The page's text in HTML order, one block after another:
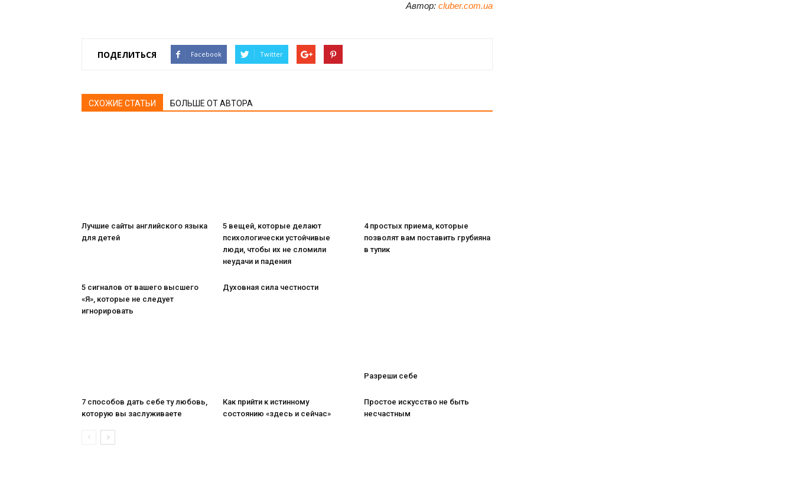
Автор: cluber.com.ua
ПОДЕЛИТЬСЯ Facebook Twitter
СХОЖИЕ СТАТЬИ БОЛЬШЕ ОТ АВТОРА
Лучшие сайты английского языка
для детей
5 вещей, которые делают
психологически устойчивые
люди, чтобы их не сломили
неудачи и падения
4 простых приема, которые
позволят вам поставить грубияна
в тупик
5 сигналов от вашего высшего
«Я», которые не следует
игнорировать
Духовная сила честности
Разреши себе
7 способов дать себе ту любовь,
которую вы заслуживаете
Как прийти к истинному
состоянию «здесь и сейчас»
Простое искусство не быть
несчастным